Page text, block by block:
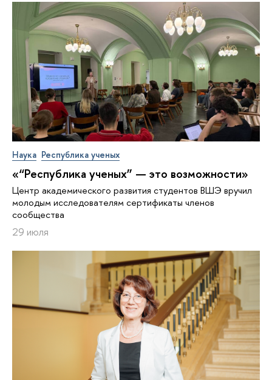
Наука Республика ученых
«“Республика ученых” — это возможности»
Центр академического развития студентов ВШЭ вручил
молодым исследователям сертификаты членов
сообщества
29 июля